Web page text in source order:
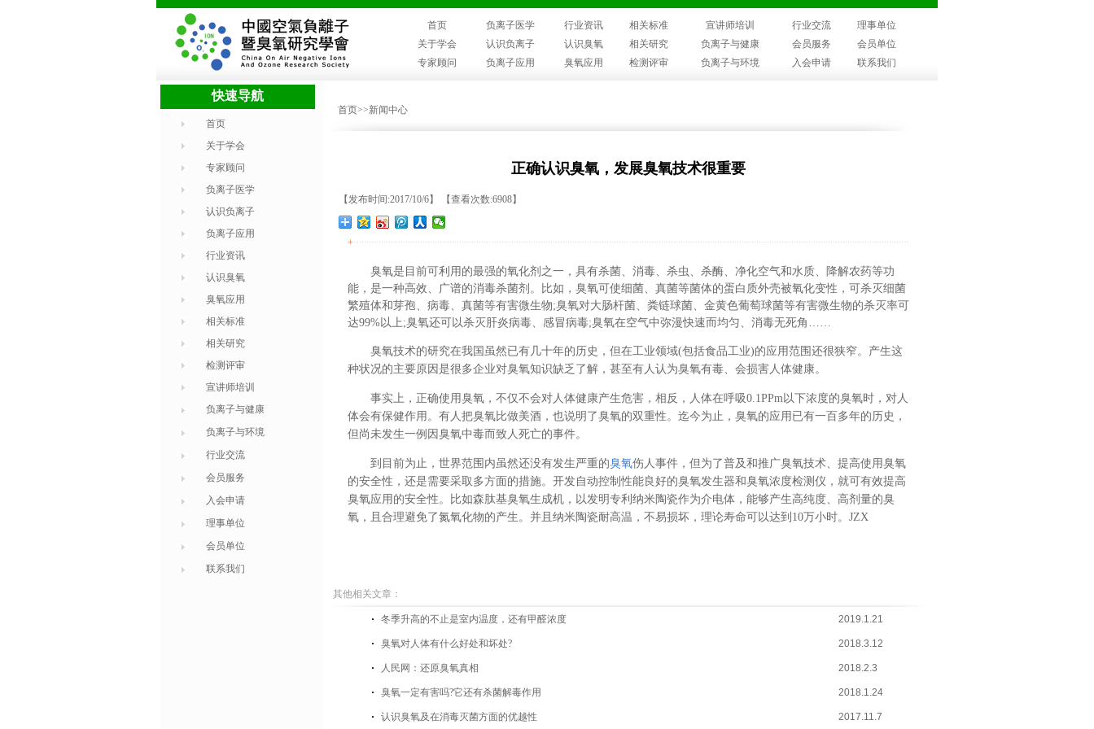
首页 负离子医学 行业资讯 相关标准 宣讲师培训 行业交流
理事单位
关于学会
认识负离子 认识臭氧 相关研究 负离子与健康 会员服务
会员单位
专家顾问
负离子应用 臭氧应用 检测评审 负离子与环境 入会申请 联系我们
快速导航
首页
关于学会
专家顾问
负离子医学
认识负离子
负离子应用
行业资讯
认识臭氧
臭氧应用
相关标准
相关研究
检测评审
宣讲师培训
负离子与健康
负离子与环境
行业交流
会员服务
入会申请
理事单位
会员单位
联系我们
首页>>新闻中心
正确认识臭氧，发展臭氧技术很重要
【发布时间:2017/10/6】 【查看次数:6908】
+
臭氧是目前可利用的最强的氧化剂之一，具有杀菌、消毒、杀虫、杀酶、净化空气和水质、降解农药等功
能，是一种高效、广谱的消毒杀菌剂。比如，臭氧可使细菌、真菌等菌体的蛋白质外壳被氧化变性，可杀灭细菌
繁殖体和芽孢、病毒、真菌等有害微生物;臭氧对大肠杆菌、粪链球菌、金黄色葡萄球菌等有害微生物的杀灭率可
达99%以上;臭氧还可以杀灭肝炎病毒、感冒病毒;臭氧在空气中弥漫快速而均匀、消毒无死角……
臭氧技术的研究在我国虽然已有几十年的历史，但在工业领域(包括食品工业)的应用范围还很狭窄。产生这
种状况的主要原因是很多企业对臭氧知识缺乏了解，甚至有人认为臭氧有毒、会损害人体健康。
事实上，正确使用臭氧，不仅不会对人体健康产生危害，相反，人体在呼吸0.1PPm以下浓度的臭氧时，对人
体会有保健作用。有人把臭氧比做美酒，也说明了臭氧的双重性。迄今为止，臭氧的应用已有一百多年的历史，
但尚未发生一例因臭氧中毒而致人死亡的事件。
到目前为止，世界范围内虽然还没有发生严重的臭氧伤人事件，但为了普及和推广臭氧技术、提高使用臭氧
的安全性，还是需要采取多方面的措施。开发自动控制性能良好的臭氧发生器和臭氧浓度检测仪，就可有效提高
臭氧应用的安全性。比如森肽基臭氧生成机，以发明专利纳米陶瓷作为介电体，能够产生高纯度、高剂量的臭
氧，且合理避免了氮氧化物的产生。并且纳米陶瓷耐高温，不易损坏，理论寿命可以达到10万小时。JZX
其他相关文章：
冬季升高的不止是室内温度，还有甲醛浓度 2019.1.21
臭氧对人体有什么好处和坏处? 2018.3.12
人民网：还原臭氧真相 2018.2.3
臭氧一定有害吗?它还有杀菌解毒作用 2018.1.24
认识臭氧及在消毒灭菌方面的优越性 2017.11.7